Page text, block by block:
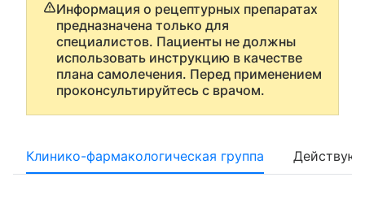
Информация о рецептурных препаратах
предназначена только для
специалистов. Пациенты не должны
использовать инструкцию в качестве
плана самолечения. Перед применением
проконсультируйтесь с врачом.
Клинико-фармакологическая группа